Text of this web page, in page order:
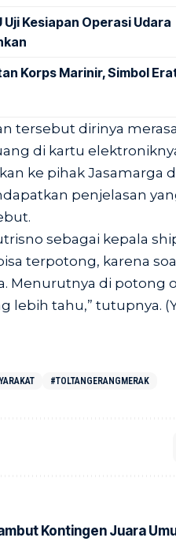
Kesiapan Operasi Udara
Korps Marinir, Simbol
tersebut dirinya merasa
di kartu
ke pihak Jasamarga
penjelasan
sebagai kepala
terpotong, karena soal
Menurutnya di potong
lebih tahu,” tutupnya.
#TOLTANGERANGMERAK
Kontingen Juara